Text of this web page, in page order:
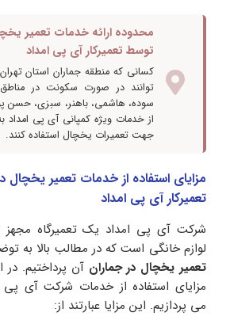
محدوده ارائه خدمات تعمیر
توسط تعمیرکار آی پی امداد
کسانی که منطقه جماران استان
توانند در صورت سکونت در
سوده، هاشمی، باهنر، سبزی، حسن
از خدمات ویژه کمپانی آی پی امداد
جهت تعمیرات یخچال استفاده کنند.
مزایای استفاده از خدمات تعمیر یخچال
تعمیرکار آی پی امداد
شرکت آی پی امداد یک تعمیرگاه
لوازم خانگی است که در مطالب بالا به
تعمیر یخچال در جماران آن پرداختیم.
مزایای استفاده از خدمات شرکت آی پی
می پردازیم. این مزایا عبارتند از: